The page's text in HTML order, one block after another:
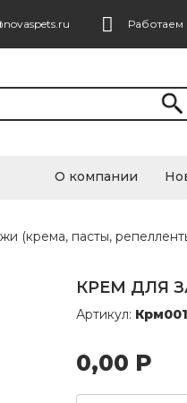
Работаем
О компании
(крема, пасты,
КРЕМ ДЛЯ
Артикул:
0,00 Р